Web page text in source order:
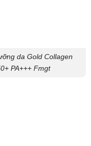
da Gold Collagen
PA+++ Fmgt